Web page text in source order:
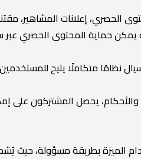
الحصري، إعلانات المشاهير،
يمكن حماية المحتوى الحصري
نظامًا متكاملًا يتيح
يحصل المشتركون على
الميزة بطريقة مسؤولة، حيث